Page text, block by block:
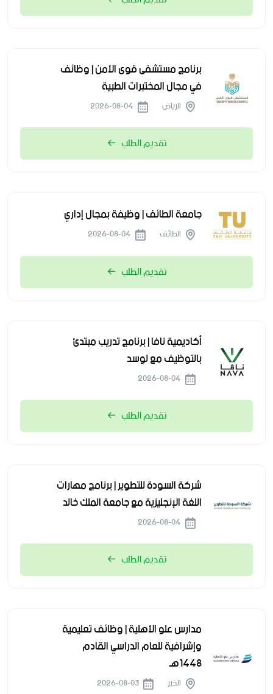
برنامج مستشفى قوى الأمن | وظائف
في مجال المختبرات الطبية
الرياض
تقديم الطلب
جامعة الطائف | وظيفة بمجال إداري
الطائف
تقديم الطلب
أكاديمية نافا | برنامج تدريب مبتدئ
بالتوظيف مع لوسد
تقديم الطلب
شركة السودة للتطوير | برنامج مهارات
اللغة الإنجليزية مع جامعة الملك خالد
تقديم الطلب
مدارس علو الأهلية | وظائف تعليمية
وإشرافية للعام الدراسي القادم
1448هـ
الخبر